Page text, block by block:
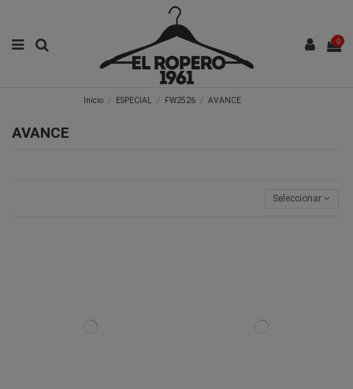
0
Inicio ESPECIAL FW2526 AVANCE
AVANCE
Seleccionar